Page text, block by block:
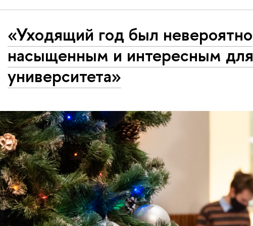
«Уходящий год был невероятно
насыщенным и интересным для
университета»